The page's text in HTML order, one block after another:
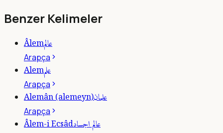
Benzer Kelimeler
Âlemعالم
Arapça
Alemعلم
Arapça
Alemân (alemeyn)علمان
Arapça
Âlem-i Ecsâdعالم اجساد